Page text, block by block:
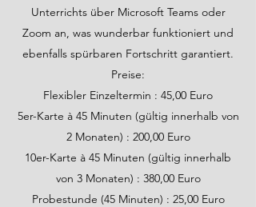
Unterrichts über Microsoft Teams oder
Zoom an, was wunderbar funktioniert und
ebenfalls spürbaren Fortschritt garantiert.
Preise:
Flexibler Einzeltermin : 45,00 Euro
5er-Karte à 45 Minuten (gültig innerhalb von
2 Monaten) : 200,00 Euro
10er-Karte à 45 Minuten (gültig innerhalb
von 3 Monaten) : 380,00 Euro
Probestunde (45 Minuten) : 25,00 Euro